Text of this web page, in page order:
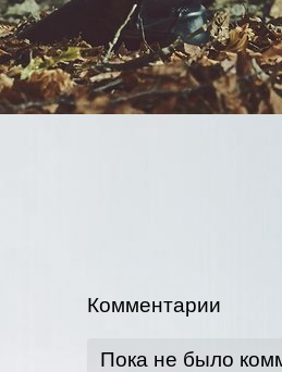
Комментарии
Пока не было